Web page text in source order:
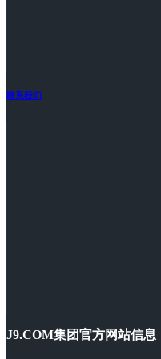
联系我们
J9.COM集团官方网站信息